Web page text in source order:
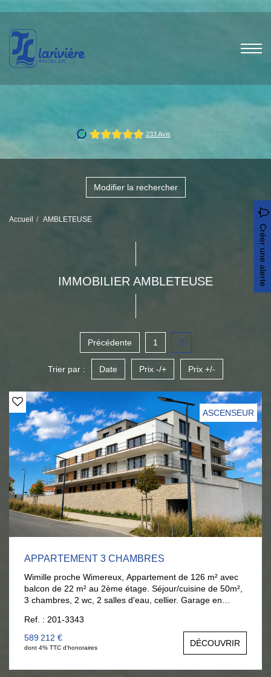
Modifier la rechercher
Accueil AMBLETEUSE
IMMOBILIER AMBLETEUSE Créer une alerte
Précédente 1 2
Trier par : Date Prix -/+ Prix +/-
ASCENSEUR
APPARTEMENT 3 CHAMBRES
Wimille proche Wimereux, Appartement de 126 m² avec
balcon de 22 m² au 2ème étage. Séjour/cuisine de 50m²,
3 chambres, 2 wc, 2 salles d'eau, cellier. Garage en
Wimereux à pieds. AGENCE LARIVIERE WIMEREUX
03.21.32.42.67.
Ref. : 201-3343
589 212 €
dont 4% TTC d'honoraires DÉCOUVRIR